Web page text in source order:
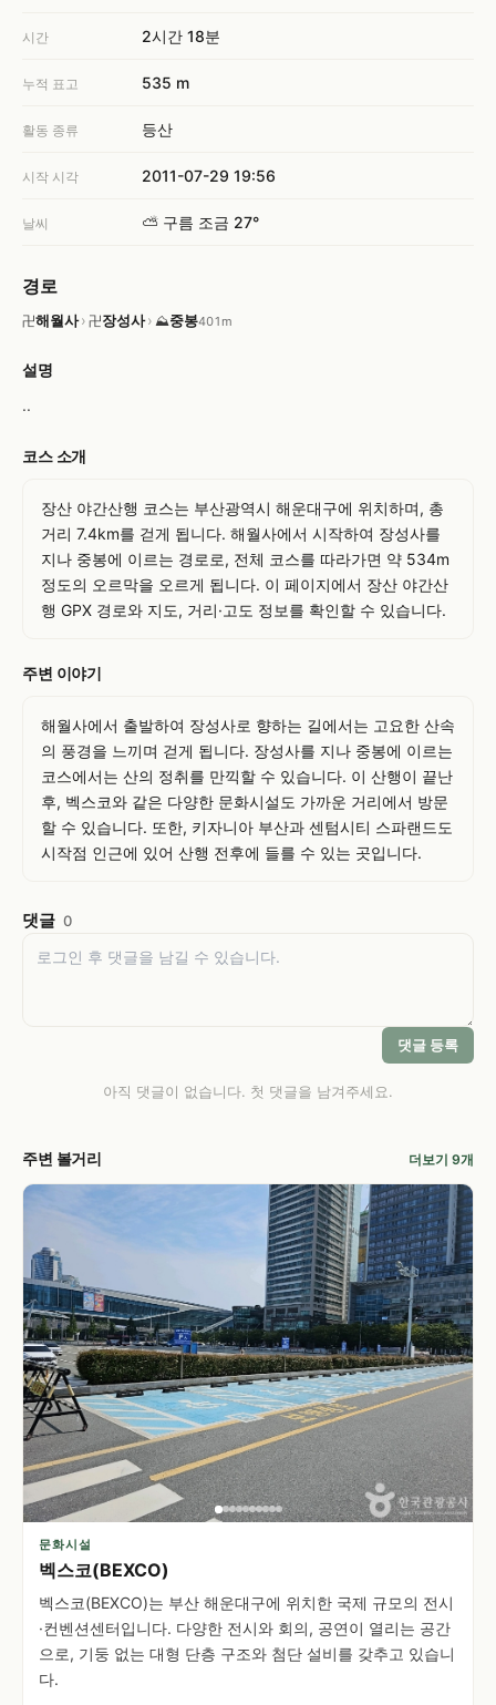
시간 2시간 18분
누적 표고 535 m
활동 종류 등산
시작 시각 2011-07-29 19:56
날씨 ⛅ 구름 조금 27°
경로
卍해월사› 卍장성사› ⛰중봉401m
설명
..
코스 소개
장산 야간산행 코스는 부산광역시 해운대구에 위치하며, 총
거리 7.4km를 걷게 됩니다. 해월사에서 시작하여 장성사를
지나 중봉에 이르는 경로로, 전체 코스를 따라가면 약 534m
정도의 오르막을 오르게 됩니다. 이 페이지에서 장산 야간산
행 GPX 경로와 지도, 거리·고도 정보를 확인할 수 있습니다.
주변 이야기
해월사에서 출발하여 장성사로 향하는 길에서는 고요한 산속
의 풍경을 느끼며 걷게 됩니다. 장성사를 지나 중봉에 이르는
코스에서는 산의 정취를 만끽할 수 있습니다. 이 산행이 끝난
후, 벡스코와 같은 다양한 문화시설도 가까운 거리에서 방문
할 수 있습니다. 또한, 키자니아 부산과 센텀시티 스파랜드도
시작점 인근에 있어 산행 전후에 들를 수 있는 곳입니다.
댓글 0
댓글 등록
아직 댓글이 없습니다. 첫 댓글을 남겨주세요.
주변 볼거리 더보기 9개
문화시설
벡스코(BEXCO)
벡스코(BEXCO)는 부산 해운대구에 위치한 국제 규모의 전시
·컨벤션센터입니다. 다양한 전시와 회의, 공연이 열리는 공간
으로, 기둥 없는 대형 단층 구조와 첨단 설비를 갖추고 있습니
다.